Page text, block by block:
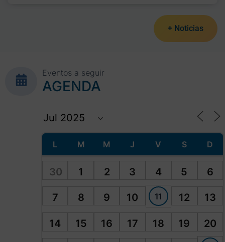
+ Noticias
Eventos a seguir
AGENDA
L M M J V S D
30 1 2 3 4 5 6
7 8 9 10 11 12 13
14 15 16 17 18 19 20